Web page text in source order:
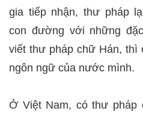
gia tiếp nhận, thư pháp
con đường với những
viết thư pháp chữ Hán, thì
ngôn ngữ của nước mình.
Ở Việt Nam, có thư